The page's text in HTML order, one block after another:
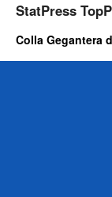
StatPress
Colla Gegantera